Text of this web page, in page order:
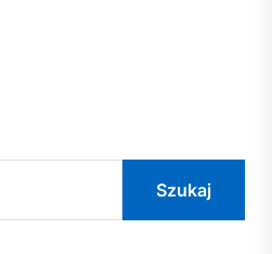
Szukaj